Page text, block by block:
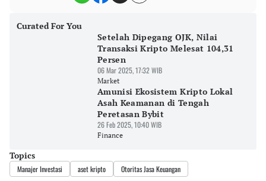
Curated For You
Setelah Dipegang OJK, Nilai
Transaksi Kripto Melesat 104,31
Persen
06 Mar 2025, 17:32 WIB
Market
Amunisi Ekosistem Kripto Lokal
Asah Keamanan di Tengah
Peretasan Bybit
26 Feb 2025, 10:40 WIB
Finance
Topics
Manajer Investasi aset kripto Otoritas Jasa Keuangan